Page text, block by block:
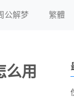
公解梦 繁體
么用